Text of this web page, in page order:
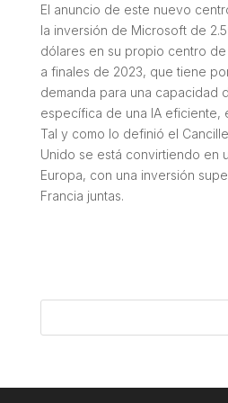
El anuncio de este nuevo
la inversión de Microsoft de
dólares en su propio centro
a finales de 2023, que tiene
demanda para una capacidad
específica de una IA eficiente,
Tal y como lo definió el
Unido se está convirtiendo en
Europa, con una inversión
Francia juntas.